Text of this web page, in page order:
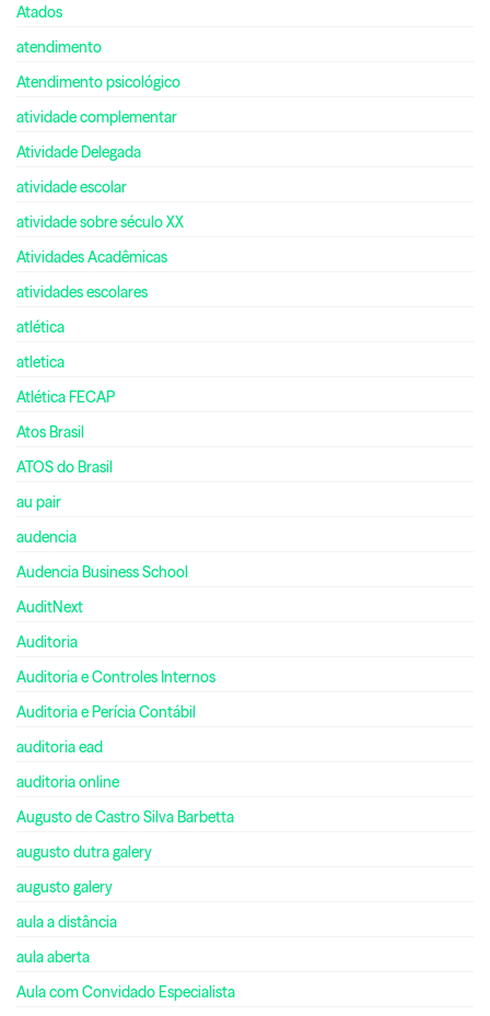
Atados
atendimento
Atendimento psicológico
atividade complementar
Atividade Delegada
atividade escolar
atividade sobre século XX
Atividades Acadêmicas
atividades escolares
atlética
atletica
Atlética FECAP
Atos Brasil
ATOS do Brasil
au pair
audencia
Audencia Business School
AuditNext
Auditoria
Auditoria e Controles Internos
Auditoria e Perícia Contábil
auditoria ead
auditoria online
Augusto de Castro Silva Barbetta
augusto dutra galery
augusto galery
aula a distância
aula aberta
Aula com Convidado Especialista